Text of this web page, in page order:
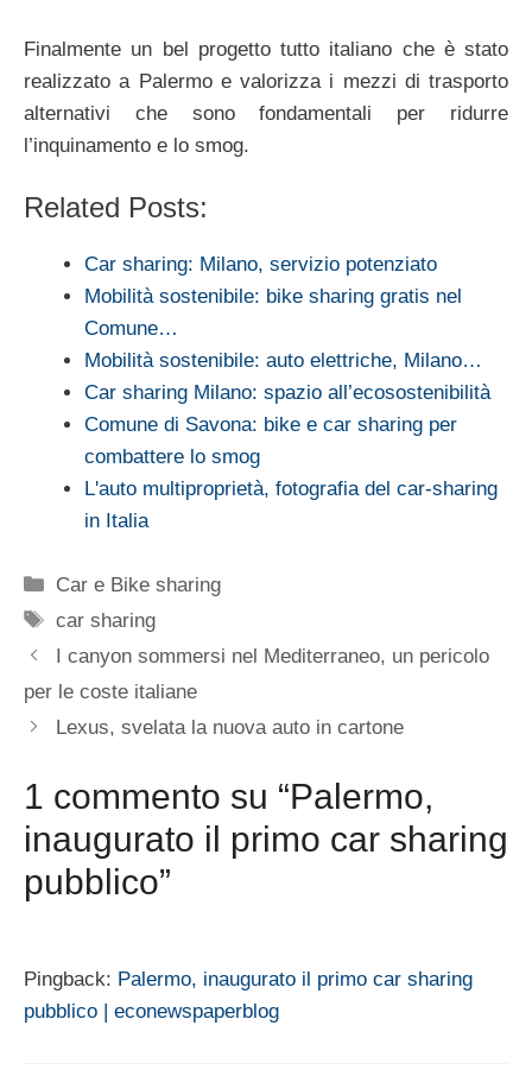
Finalmente un bel progetto tutto italiano che è stato
realizzato a Palermo e valorizza i mezzi di trasporto
alternativi che sono fondamentali per ridurre
l’inquinamento e lo smog.
Related Posts:
Car sharing: Milano, servizio potenziato
Mobilità sostenibile: bike sharing gratis nel
Comune…
Mobilità sostenibile: auto elettriche, Milano…
Car sharing Milano: spazio all’ecosostenibilità
Comune di Savona: bike e car sharing per
combattere lo smog
L'auto multiproprietà, fotografia del car-sharing
in Italia
Categorie
Car e Bike sharing
Tag
car sharing
I canyon sommersi nel Mediterraneo, un pericolo
per le coste italiane
Lexus, svelata la nuova auto in cartone
1 commento su “Palermo,
inaugurato il primo car sharing
pubblico”
Pingback: Palermo, inaugurato il primo car sharing
pubblico | econewspaperblog